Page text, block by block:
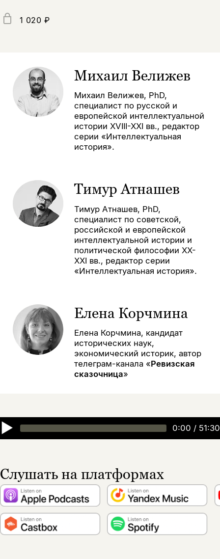
1 020 ₽
Михаил Велижев
Михаил Велижев, PhD,
специалист по русской и
европейской интеллектуальной
истории XVIII-XXI вв., редактор
серии «Интеллектуальная
история».
Тимур Атнашев
Тимур Атнашев, PhD,
специалист по советской,
российской и европейской
интеллектуальной истории и
политической философии XХ-
XXI вв., редактор серии
«Интеллектуальная история».
Елена Корчмина
Елена Корчмина, кандидат
исторических наук,
экономический историк, автор
телеграм-канала «Ревизская
сказочница»
▶ 0:00 / 51:30
Слушать на платформах